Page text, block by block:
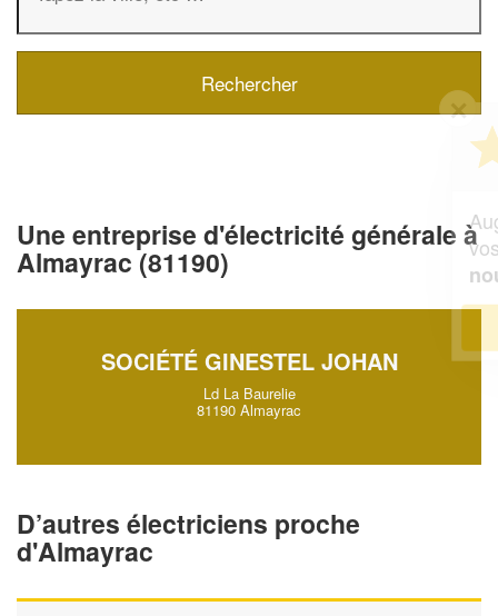
Une entreprise d'électricité générale à
Almayrac (81190)
SOCIÉTÉ GINESTEL JOHAN
Ld La Baurelie
81190 Almayrac
D’autres électriciens proche
d'Almayrac
✕
Augmentez votre chiffre d'affaires et
vosmargestout en gagnant de
nouveaux clients